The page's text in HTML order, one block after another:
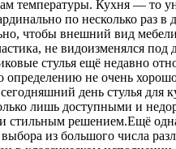
температуры. Кухня — то
по несколько раз в
чтобы внешний вид
не видоизменялся
стулья ещё недавно
определению не очень
день стулья для
лишь доступными и
стильным решением.Ещё
из большого числа